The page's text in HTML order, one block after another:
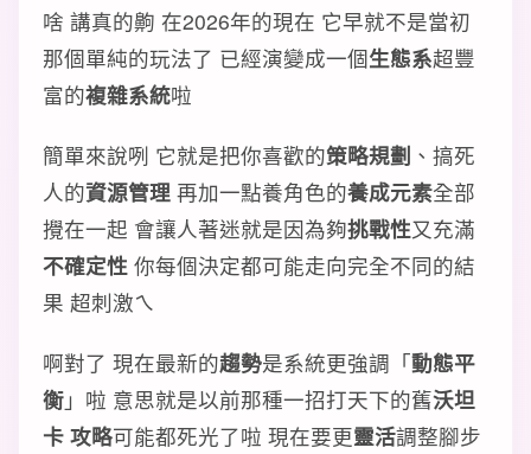
啥 講真的齁 在2026年的現在 它早就不是當初
那個單純的玩法了 已經演變成一個生態系超豐
富的複雜系統啦
簡單來說咧 它就是把你喜歡的策略規劃 、搞死
人的資源管理 再加一點養角色的養成元素全部
攪在一起 會讓人著迷就是因為夠挑戰性又充滿
不確定性 你每個決定都可能走向完全不同的結
果 超刺激ㄟ
啊對了 現在最新的趨勢是系統更強調「動態平
衡」啦 意思就是以前那種一招打天下的舊沃坦
卡 攻略可能都死光了啦 現在要更靈活調整腳步